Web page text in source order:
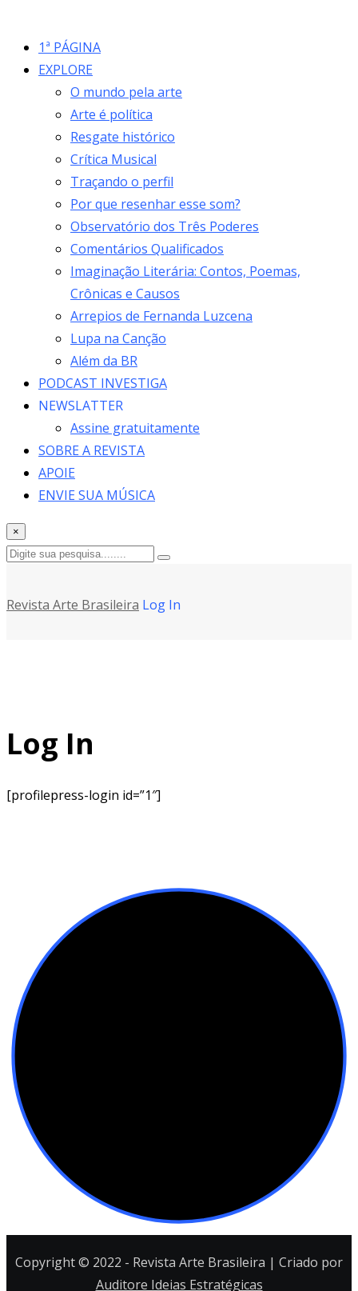
1ª PÁGINA
EXPLORE
O mundo pela arte
Arte é política
Resgate histórico
Crítica Musical
Traçando o perfil
Por que resenhar esse som?
Observatório dos Três Poderes
Comentários Qualificados
Imaginação Literária: Contos, Poemas,
Crônicas e Causos
Arrepios de Fernanda Luzcena
Lupa na Canção
Além da BR
PODCAST INVESTIGA
NEWSLATTER
Assine gratuitamente
SOBRE A REVISTA
APOIE
ENVIE SUA MÚSICA
×
Revista Arte Brasileira Log In
Log In
[profilepress-login id=”1″]
Copyright © 2022 - Revista Arte Brasileira | Criado por
Auditore Ideias Estratégicas